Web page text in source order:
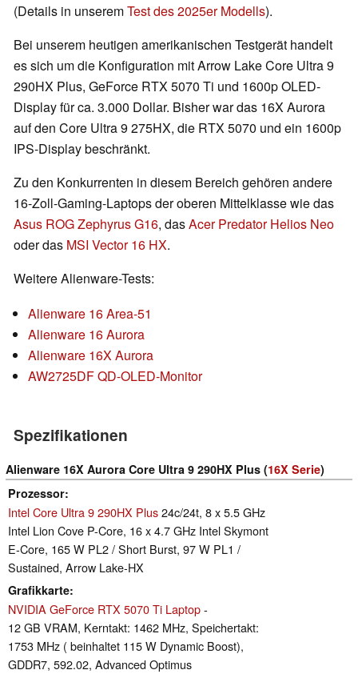
(Details in unseremTest des 2025er Modells).
Bei unserem heutigen amerikanischen Testgerät handelt
es sich um die Konfiguration mit Arrow Lake Core Ultra 9
290HX Plus, GeForce RTX 5070 Ti und 1600p OLED-
Display für ca. 3.000 Dollar. Bisher war das 16X Aurora
auf den Core Ultra 9 275HX, die RTX 5070 und ein 1600p
IPS-Display beschränkt.
Zu den Konkurrenten in diesem Bereich gehören andere
16-Zoll-Gaming-Laptops der oberen Mittelklasse wie das
Asus ROG Zephyrus G16, dasAcer Predator Helios Neo
oder das MSI Vector 16 HX.
Weitere Alienware-Tests:
Alienware 16 Area-51
Alienware 16 Aurora
Alienware 16X Aurora
AW2725DF QD-OLED-Monitor
Spezifikationen
Alienware 16X Aurora Core Ultra 9 290HX Plus (16X Serie)
Prozessor
Intel Core Ultra 9 290HX Plus24c/24t, 8 x 5.5 GHz
Intel Lion Cove P-Core, 16 x 4.7 GHz Intel Skymont
E-Core, 165 W PL2 / Short Burst, 97 W PL1 /
Sustained, Arrow Lake-HX
Grafikkarte
NVIDIA GeForce RTX 5070 Ti Laptop-
12 GB VRAM, Kerntakt: 1462 MHz, Speichertakt:
1753 MHz ( beinhaltet 115 W Dynamic Boost),
GDDR7, 592.02, Advanced Optimus